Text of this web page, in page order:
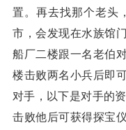
置。再去找那个老头
市，会发现在水族馆
船厂二楼跟一名老伯
楼击败两名小兵后即
对手，以下是对手的
击败他后可获得探宝